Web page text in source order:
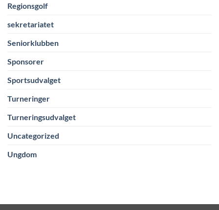
Regionsgolf
sekretariatet
Seniorklubben
Sponsorer
Sportsudvalget
Turneringer
Turneringsudvalget
Uncategorized
Ungdom